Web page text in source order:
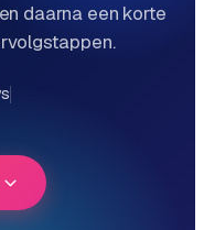
daarna een korte